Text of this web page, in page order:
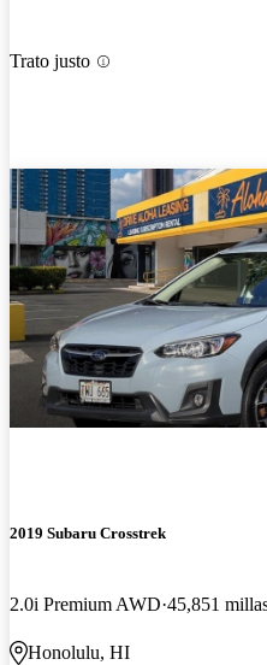
Trato justo
2019 Subaru Crosstrek
2.0i Premium AWD 45,851
Honolulu, HI